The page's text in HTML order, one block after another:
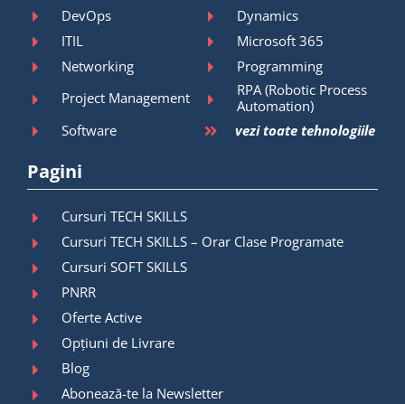
DevOps
Dynamics
ITIL
Microsoft 365
Networking
Programming
Project Management
RPA (Robotic Process
Automation)
Software
vezi toate tehnologiile
Pagini
Cursuri TECH SKILLS
Cursuri TECH SKILLS – Orar Clase Programate
Cursuri SOFT SKILLS
PNRR
Oferte Active
Opțiuni de Livrare
Blog
Abonează-te la Newsletter